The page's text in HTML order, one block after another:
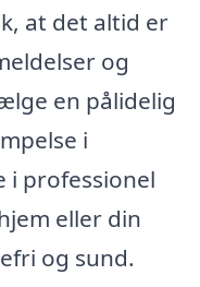
at det altid er
og
en pålidelig
i
i professionel
eller din
og sund.